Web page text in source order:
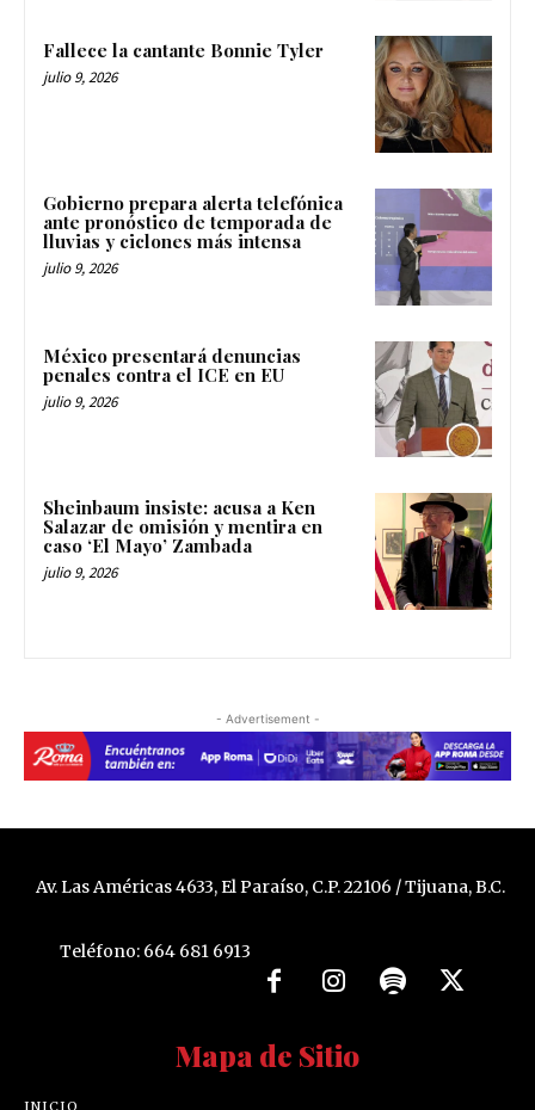
Fallece la cantante Bonnie Tyler
julio 9, 2026
Gobierno prepara alerta telefónica
ante pronóstico de temporada de
lluvias y ciclones más intensa
julio 9, 2026
México presentará denuncias
penales contra el ICE en EU
julio 9, 2026
Sheinbaum insiste: acusa a Ken
Salazar de omisión y mentira en
caso ‘El Mayo’ Zambada
julio 9, 2026
- Advertisement -
Av. Las Américas 4633, El Paraíso, C.P. 22106 / Tijuana, B.C.
Teléfono: 664 681 6913
Mapa de Sitio
INICIO